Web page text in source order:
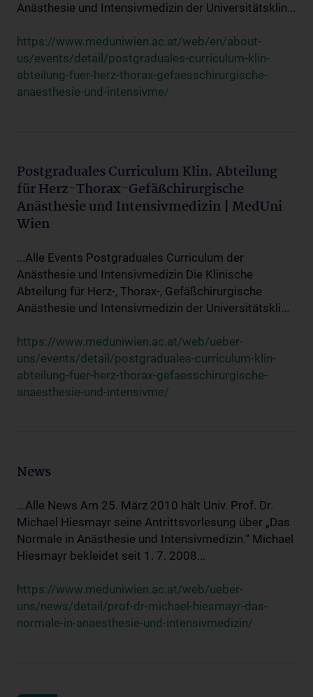
Anästhesie und Intensivmedizin der Universitätsklin...
https://www.meduniwien.ac.at/web/en/about-
us/events/detail/postgraduales-curriculum-klin-
abteilung-fuer-herz-thorax-gefaesschirurgische-
anaesthesie-und-intensivme/
Postgraduales Curriculum Klin. Abteilung
für Herz-Thorax-Gefäßchirurgische
Anästhesie und Intensivmedizin | MedUni
Wien
...Alle Events Postgraduales Curriculum der
Anästhesie und Intensivmedizin Die Klinische
Abteilung für Herz-, Thorax-, Gefäßchirurgische
Anästhesie und Intensivmedizin der Universitätskli...
https://www.meduniwien.ac.at/web/ueber-
uns/events/detail/postgraduales-curriculum-klin-
abteilung-fuer-herz-thorax-gefaesschirurgische-
anaesthesie-und-intensivme/
News
...Alle News Am 25. März 2010 hält Univ. Prof. Dr.
Michael Hiesmayr seine Antrittsvorlesung über „Das
Normale in Anästhesie und Intensivmedizin.“ Michael
Hiesmayr bekleidet seit 1. 7. 2008...
https://www.meduniwien.ac.at/web/ueber-
uns/news/detail/prof-dr-michael-hiesmayr-das-
normale-in-anaesthesie-und-intensivmedizin/